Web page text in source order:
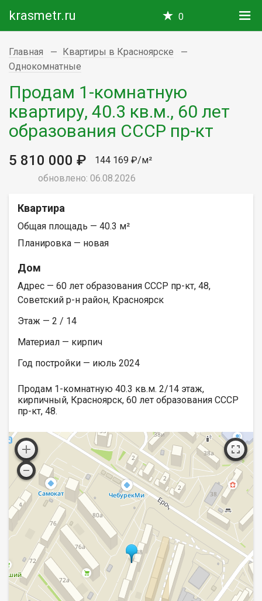
krasmetr.ru 0
Главная
Квартиры в Красноярске
Однокомнатные
Продам 1-комнатную
квартиру, 40.3 кв.м., 60 лет
образования СССР пр-кт
5 810 000 ₽
144 169 ₽/м²
обновлено: 06.08.2026
Квартира
Общая площадь — 40.3 м²
Планировка — новая
Дом
Адрес — 60 лет образования СССР пр-кт, 48,
Советский р-н район, Красноярск
Этаж — 2 / 14
Материал — кирпич
Год постройки — июль 2024
Продам 1-комнатную 40.3 кв.м. 2/14 этаж,
кирпичный, Красноярск, 60 лет образования СССР
пр-кт, 48.